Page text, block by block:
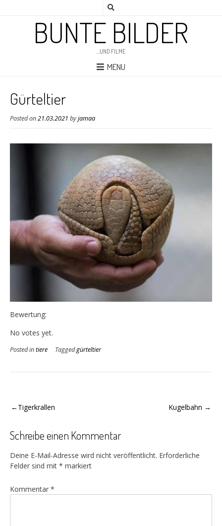
BUNTE BILDER
…UND FILME
MENU
Gürteltier
Posted on21.03.2021 byjamaa
Bewertung:
Rate this item:
No votes yet.
Posted intiere Taggedgürteltier
Kugelbahn
Tigerkrallen
Schreibe einen Kommentar
Deine E-Mail-Adresse wird nicht veröffentlicht. Erforderliche
Felder sind mit * markiert
Kommentar *